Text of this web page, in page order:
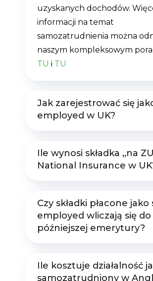
uzyskanych dochodów.
informacji na temat
samozatrudnienia można
naszym kompleksowym
TU i TU
Jak zarejestrować się
employed w UK?
Ile wynosi składka „na
National Insurance w
Czy składki płacone jako
employed wliczają się do
późniejszej emerytury?
Ile kosztuje działalność
samozatrudniony w
Pobierz
E-booka
Zostaw swoje dane
pobierz Poradnik